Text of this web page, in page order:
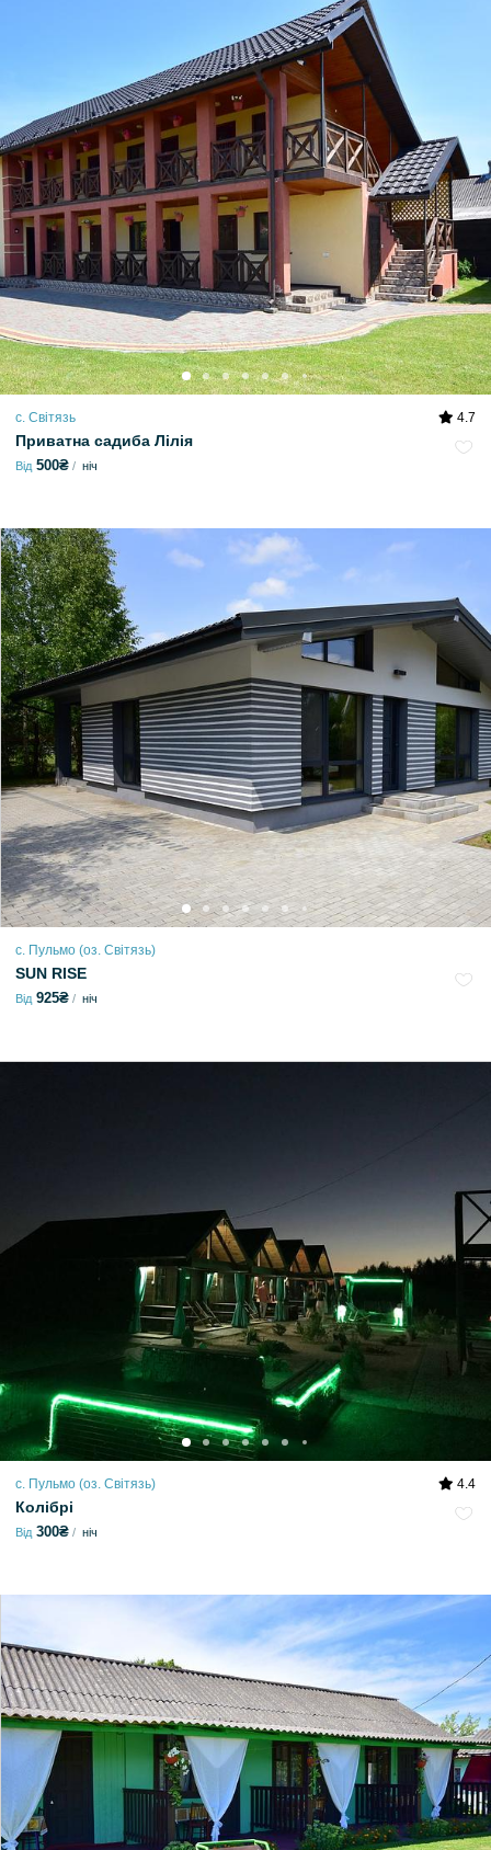
с. Світязь 4.7
Приватна садиба Лілія
Від 500₴ ніч
с. Пульмо (оз. Світязь)
SUN RISE
Від 925₴ ніч
с. Пульмо (оз. Світязь) 4.4
Колібрі
Від 300₴ ніч